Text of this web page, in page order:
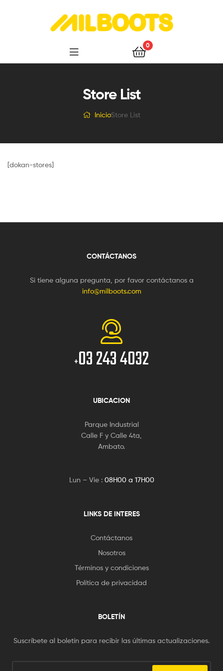
0
Store List
InicioStore List
[dokan-stores]
CONTÁCTANOS
Si tiene alguna pregunta, por favor contáctanos a
info@milboots.com
+03 243 4032
UBICACION
Parque Industrial
Calle F y Calle 4ta,
Ambato.
Lun – Vie : 08H00 a 17H00
LINKS DE INTERES
Contáctanos
Nosotros
Términos y condiciones
Política de privacidad
BOLETÍN
Suscríbete al boletín para recibir las últimas actualizaciones.